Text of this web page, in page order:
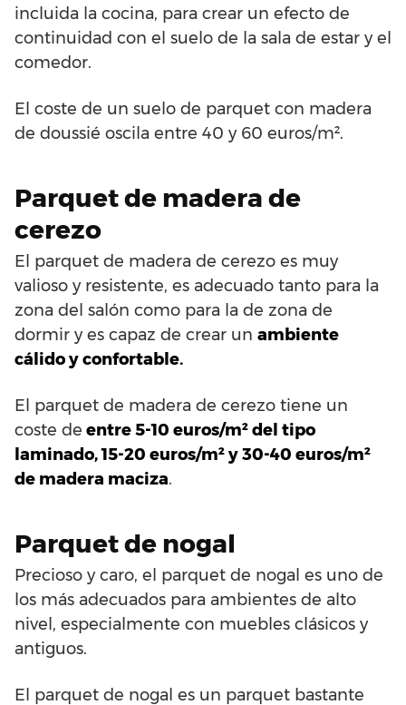
incluida la cocina, para crear un efecto de
continuidad con el suelo de la sala de estar y el
comedor.
El coste de un suelo de parquet con madera
de doussié oscila entre 40 y 60 euros/m².
Parquet de madera de
cerezo
El parquet de madera de cerezo es muy
valioso y resistente, es adecuado tanto para la
zona del salón como para la de zona de
dormir y es capaz de crear un ambiente
cálido y confortable.
El parquet de madera de cerezo tiene un
coste de entre 5-10 euros/m² del tipo
laminado, 15-20 euros/m² y 30-40 euros/m²
de madera maciza.
Parquet de nogal
Precioso y caro, el parquet de nogal es uno de
los más adecuados para ambientes de alto
nivel, especialmente con muebles clásicos y
antiguos.
El parquet de nogal es un parquet bastante